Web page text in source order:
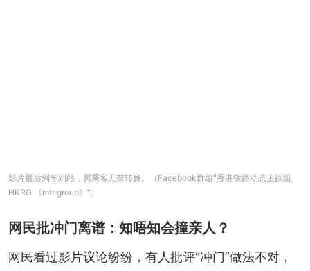
影片最后列车到站，男乘客无奈转身。（Facebook群组“香港铁路动态追踪组
HKRG 《mtr group》”）
网民批冲门离谱：知唔知会撞亲人？
网民看过影片议论纷纷，有人批评“冲门”做法不对，